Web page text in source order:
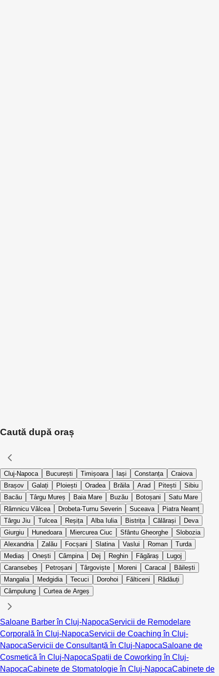
Caută după oraș
Cluj-Napoca București Timișoara Iași Constanța
Craiova
Brașov
Galați Ploiești Oradea Brăila Arad Pitești
Sibiu
Bacău
Târgu Mureș Baia Mare Buzău Botoșani
Satu Mare
Râmnicu Vâlcea
Drobeta-Turnu Severin Suceava
Piatra Neamț
Târgu Jiu
Tulcea Reșița Alba Iulia Bistrița Călărași
Deva
Giurgiu
Hunedoara Miercurea Ciuc Sfântu Gheorghe
Slobozia
Alexandria
Zalău Focșani Slatina Vaslui Roman
Turda
Mediaș
Onești Câmpina Dej Reghin Făgăraș
Lugoj
Caransebeș
Petroșani Târgoviște Moreni Caracal
Băilești
Mangalia
Medgidia Tecuci Dorohoi Fălticeni
Rădăuți
Câmpulung
Curtea de Argeș
Saloane Barber în Cluj-NapocaServicii de Remodelare
Corporală în Cluj-NapocaServicii de Coaching în Cluj-
NapocaServicii de Consultanță în Cluj-NapocaSaloane de
Cosmetică în Cluj-NapocaSpații de Coworking în Cluj-
NapocaCabinete de Stomatologie în Cluj-NapocaCabinete de